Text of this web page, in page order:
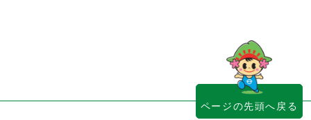
ページの先頭へ戻る